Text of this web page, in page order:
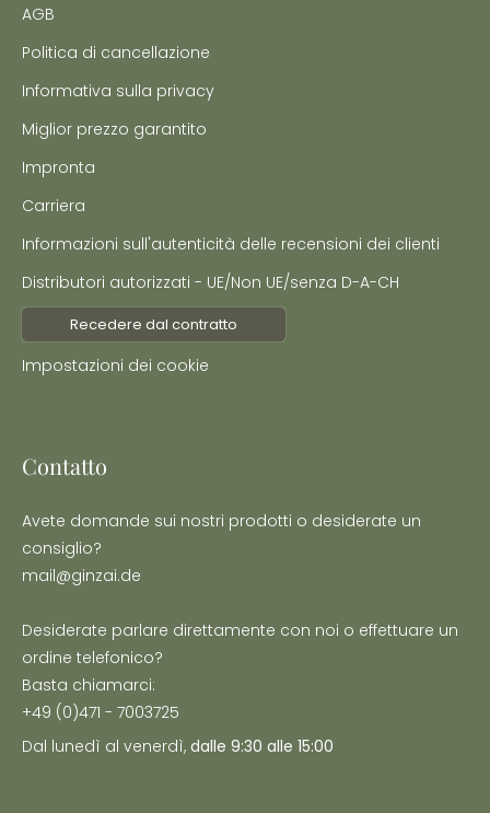
Contatto
Avete domande sui nostri prodotti o desiderate un
consiglio?
mail@ginzai.de
Desiderate parlare direttamente con noi o effettuare un
ordine telefonico?
Basta chiamarci:
+49 (0)471 - 7003725
Dal lunedì al venerdì, dalle 9:30 alle 15:00
AGB
Politica di cancellazione
Informativa sulla privacy
Miglior prezzo garantito
Impronta
Carriera
Informazioni sull'autenticità delle recensioni dei clienti
Distributori autorizzati - UE/Non UE/senza D-A-CH
Recedere dal contratto
Impostazioni dei cookie